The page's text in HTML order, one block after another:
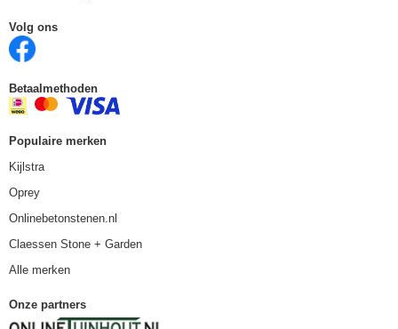
Volg ons
Betaalmethoden
Populaire merken
Kijlstra
Oprey
Onlinebetonstenen.nl
Claessen Stone + Garden
Alle merken
Onze partners